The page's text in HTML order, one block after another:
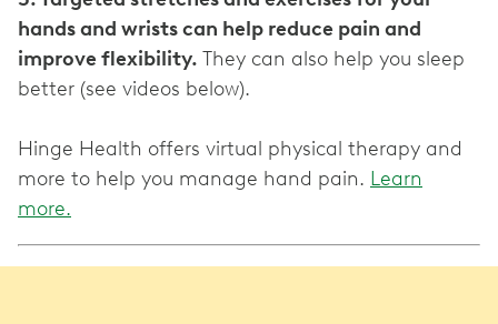
hands and wrists can help reduce pain and
improve flexibility. They can also help you sleep
better (see videos below).
Hinge Health offers virtual physical therapy and
more to help you manage hand pain. Learn
more.